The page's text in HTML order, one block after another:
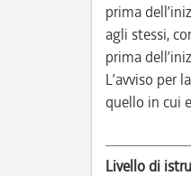
prima
agli stessi,
prima
L’avviso per
quello in cui
Livello di